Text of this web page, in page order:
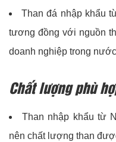
Than đá nhập khẩu
tương đồng với nguồn
doanh nghiệp trong
Chất lượng phù
Than nhập khẩu từ
nên chất lượng than